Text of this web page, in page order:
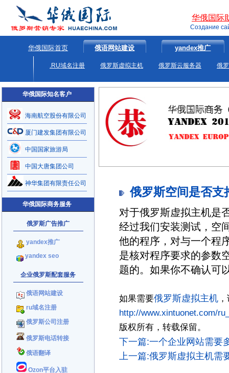
华俄国际
Создание
华俄国际首页 俄语网站建设 yandex推广
.RU域名注册 俄罗斯虚拟主机 俄罗斯云服务器 俄
华俄国际知名客户
海南航空股份有限公司
厦门建发集团有限公司
中国国家旅游局
中国大唐集团公司
神华集团有限责任公司
华俄国际商务服务
俄罗斯广告推广
yandex推广
yandex seo
企业俄罗斯配套服务
俄语网站建设
ru域名注册
俄罗斯公司注册
俄罗斯电话转接
俄语翻译
Ozon平台入驻
俄罗斯空间是否
对于俄罗斯虚拟主机是
经过我们安装测试，空
他的程序，对与一个程
是核对程序要求的参数
题的。如果你不确认可
如果需要俄罗斯虚拟主机
http://www.xintuonet.com/
版权所有，转载保留。
下一篇:一个企业网站需要
上一篇:俄罗斯虚拟主机需